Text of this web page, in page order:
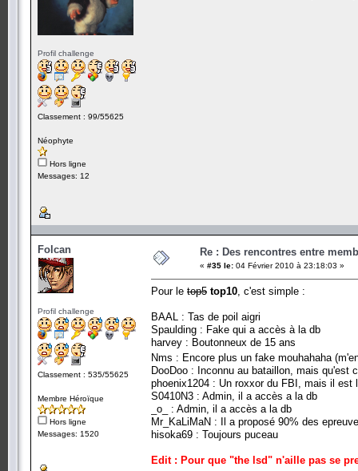
Profil challenge
Classement : 99/55625
Néophyte
Hors ligne
Messages: 12
Folcan
Profil challenge
Classement : 535/55625
Membre Héroïque
Hors ligne
Messages: 1520
Re : Des rencontres entre
« #35 le: 04 Février 2010 à 23:18:03 »
Pour le top5 top10 , c'est simple :
BAAL : Tas de poil aigri
Spaulding : Fake qui a accès à la db
harvey : Boutonneux de 15 ans
Nms : Encore plus un fake mouhahaha
DooDoo : Inconnu au bataillon, mais qu'est
phoenix1204 : Un roxxor du FBI, mais il
S0410N3 : Admin, il a accès a la db
_o_ : Admin, il a accès a la db
Mr_KaLiMaN : Il a proposé 90% des
hisoka69 : Toujours puceau
Edit : Pour que "the lsd" n'aille pas se